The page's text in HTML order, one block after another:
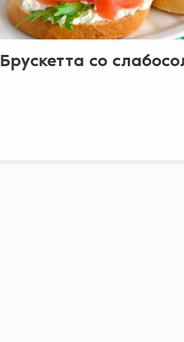
Брускетта со